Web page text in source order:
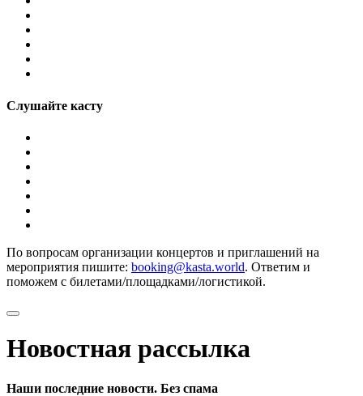
Слушайте касту
По вопросам организации концертов и приглашений на
мероприятия пишите: booking@kasta.world. Ответим и
поможем с билетами/площадками/логистикой.
Новостная рассылка
Наши последние новости. Без спама